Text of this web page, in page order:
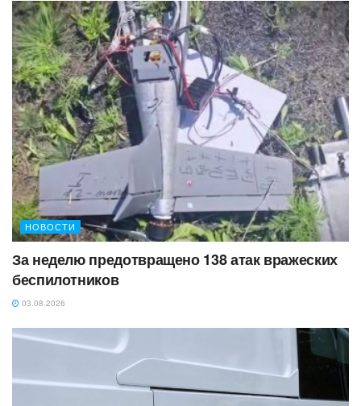
НОВОСТИ
За неделю предотвращено 138 атак вражеских
беспилотников
03.08.2026